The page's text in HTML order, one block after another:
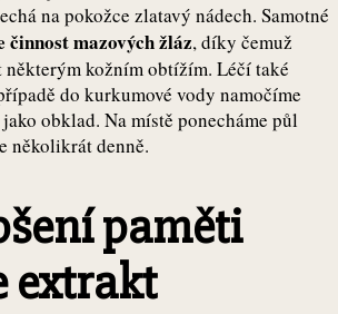
na pokožce zlatavý nádech. Samotné
činnost mazových žláz, díky čemuž
některým kožním obtížím. Léčí také
do kurkumové vody namočíme
obklad. Na místě ponecháme půl
několikrát denně.
paměti
extrakt